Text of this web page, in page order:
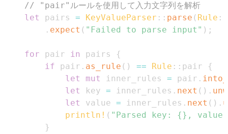
// "pair"ルールを使用して入力文字列を解析
let
pairs = KeyValueParser :: parse ( Rule ::
. expect ( "Failed to parse input" ) ;
for pair in pairs
{
if pair . as_rule ( ) == Rule :: pair
{
let
mut inner_rules = pair .
let
key = inner_rules . next ( ) .
let
value = inner_rules . next ( ) .
println! ( "Parsed key: {},
}